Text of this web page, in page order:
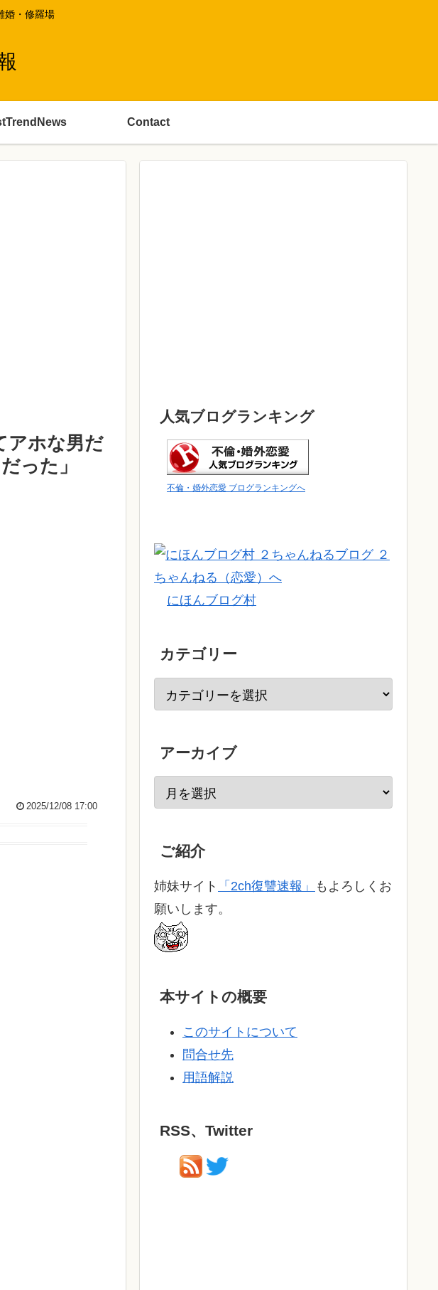
婚・修羅場
Contact
アホな男だ
った」
2025/12/08 17:00
人気ブログランキング
不倫・婚外恋愛 ブログランキングへ
にほんブログ村
カテゴリー
アーカイブ
ご紹介
姉妹サイト 「2ch復讐速報」
もよろしくお
願いします。
本サイトの概要
このサイトについて
問合せ先
用語解説
RSS、Twitter